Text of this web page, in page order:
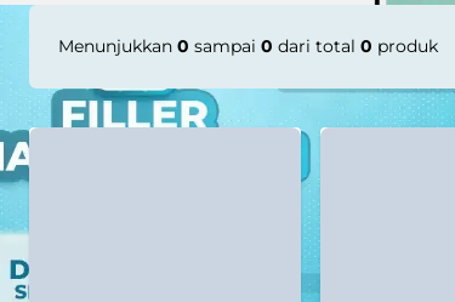
Menunjukkan 0 sampai 0 dari total 0 produk